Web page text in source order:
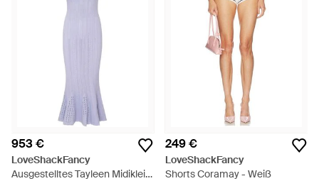
953 €
LoveShackFancy
Ausgestelltes Tayleen Midikleid
249 €
LoveShackFancy
Shorts Coramay - Weiß